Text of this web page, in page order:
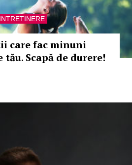
INTRETINERE
care fac minuni
Scapă de durere!